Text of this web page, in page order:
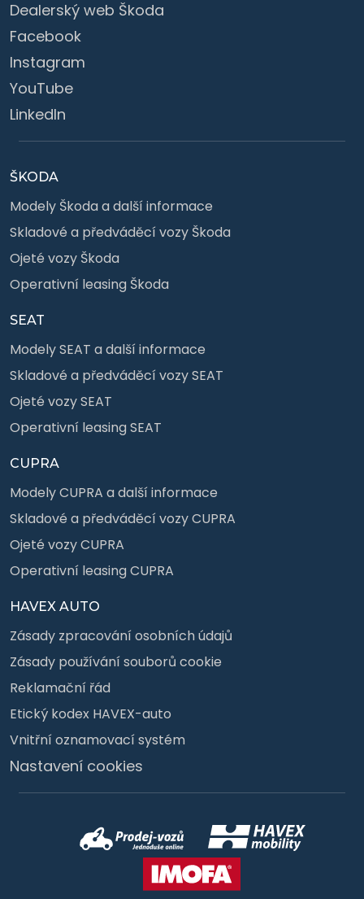
Dealerský web Škoda
Facebook
Instagram
YouTube
LinkedIn
ŠKODA
Modely Škoda a další informace
Skladové a předváděcí vozy Škoda
Ojeté vozy Škoda
Operativní leasing Škoda
SEAT
Modely SEAT a další informace
Skladové a předváděcí vozy SEAT
Ojeté vozy SEAT
Operativní leasing SEAT
CUPRA
Modely CUPRA a další informace
Skladové a předváděcí vozy CUPRA
Ojeté vozy CUPRA
Operativní leasing CUPRA
HAVEX AUTO
Zásady zpracování osobních údajů
Zásady používání souborů cookie
Reklamační řád
Etický kodex HAVEX-auto
Vnitřní oznamovací systém
Nastavení cookies